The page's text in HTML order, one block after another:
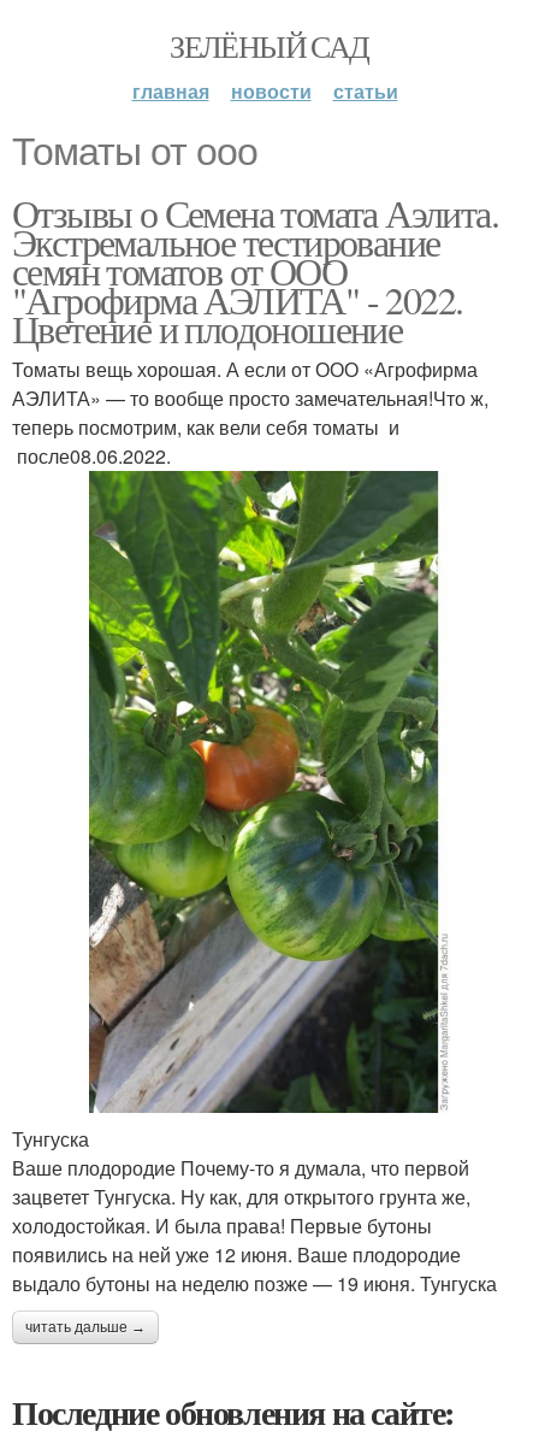
ЗЕЛЁНЫЙ САД
главная новости статьи
Томаты от ооо
Отзывы о Семена томата Аэлита.
Экстремальное тестирование
семян томатов от ООО
"Агрофирма АЭЛИТА" - 2022.
Цветение и плодоношение
Томаты вещь хорошая. А если от ООО «Агрофирма
АЭЛИТА» — то вообще просто замечательная!Что ж,
теперь посмотрим, как вели себя томаты и
после08.06.2022.
Тунгуска
Ваше плодородие Почему-то я думала, что первой
зацветет Тунгуска. Ну как, для открытого грунта же,
холодостойкая. И была права! Первые бутоны
появились на ней уже 12 июня. Ваше плодородие
выдало бутоны на неделю позже — 19 июня. Тунгуска
читать дальше →
Последние обновления на сайте: